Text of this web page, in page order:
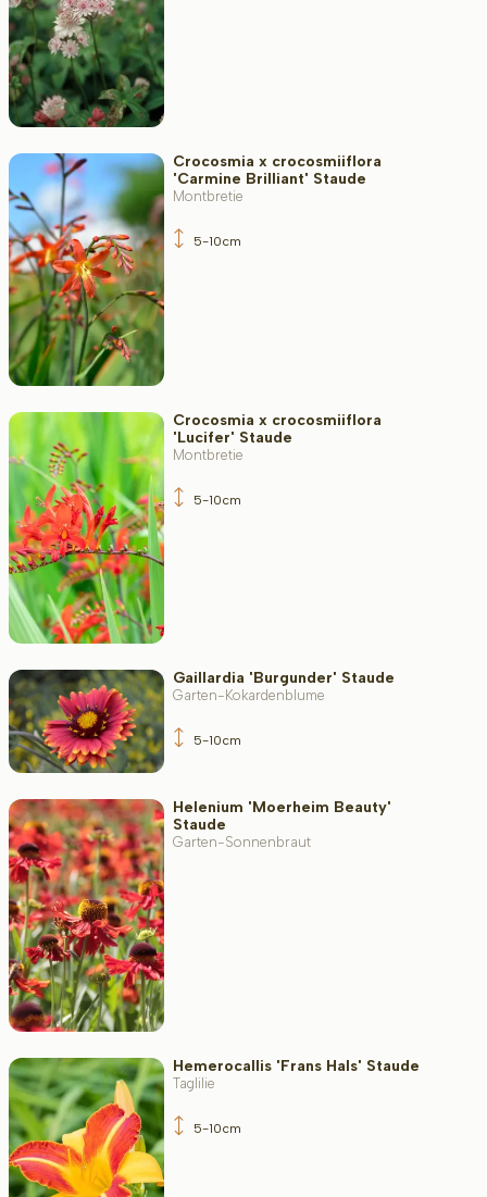
Duftend
Fruchttragend
Bodenart
Filter toepassen
Crocosmia x crocosmiiflora
'Carmine Brilliant' Staude
Montbretie
5-10cm
Crocosmia x crocosmiiflora
'Lucifer' Staude
Montbretie
5-10cm
Gaillardia 'Burgunder' Staude
Garten-Kokardenblume
5-10cm
Helenium 'Moerheim Beauty'
Staude
Garten-Sonnenbraut
Hemerocallis 'Frans Hals' Staude
Taglilie
5-10cm